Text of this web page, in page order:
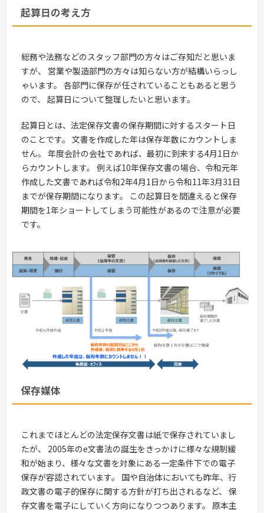
起算日の考え方
総務や法務などのスタッフ部門の方々はご存知だと思いま
すが、 営業や製造部門の方々は知らない方が結構いらっし
ゃいます。 各部門に保存が任されていることもあると思う
ので、 起算日について整理したいと思います。
起算日とは、法定保存文書の保存期間に対するスタート日
のことです。 文書を作成した年は保存年数にカウントしま
せん。 年度会計の会社であれば、最初に到来する4月1日か
らカウントします。 例えば10年保存文書の場合、令和元年
作成した文書であれば令和2年4月1日から令和11年3月31日
までが保存期間になります。 この起算日を間違えると保存
期間を1年ショートしてしまう可能性があるので注意が必要
です。
保存媒体
これまでほとんどの法定保存文書は紙で保存されていまし
たが、 2005年のe文書法の誕生をきっかけに様々な規制緩
和が始まり、様々な文書を対象にある一定条件下での電子
保存が容認されています。 国や自治体においても昨年、行
政文書の電子的保存に関する方針が打ち出されるなど、 保
存文書を電子にしていく方向になりつつあります。 原本主